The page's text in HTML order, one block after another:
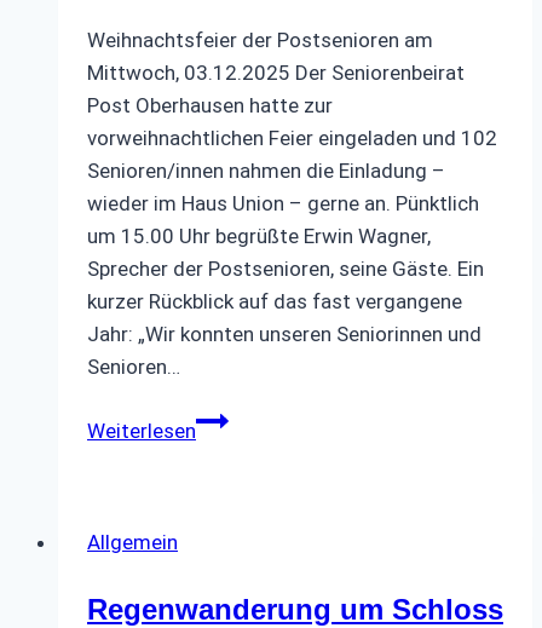
Weihnachtsfeier der Postsenioren am
Mittwoch, 03.12.2025 Der Seniorenbeirat
Post Oberhausen hatte zur
vorweihnachtlichen Feier eingeladen und 102
Senioren/innen nahmen die Einladung –
wieder im Haus Union – gerne an. Pünktlich
um 15.00 Uhr begrüßte Erwin Wagner,
Sprecher der Postsenioren, seine Gäste. Ein
kurzer Rückblick auf das fast vergangene
Jahr: „Wir konnten unseren Seniorinnen und
Senioren…
WeiterlesenWeihnachtsfeier
Allgemein
Regenwanderung um Schloss